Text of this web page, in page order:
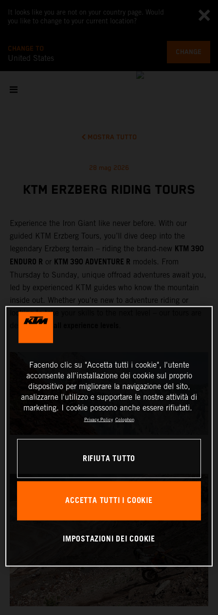
It looks like you are not on your country page. Would
you like to change to your current location?
CHANGE TO
United States
CHANGE
MOSTRA TUTTO
28 mag 2026
KTM ERZBERG RIDING TOURS
Experience the Iron Giant like never before. With our
guided KTM Erzberg Tours, you’ll dive deep into the
legendary Erzberg terrain – riding the brand‑new KTM 390
ENDURO R or KTM 390 ADVENTURE R models. From
Thursday to Sunday, unique offroad adventures await you,
led by experienced KTM guides who know the mountain
inside out. Whether you're new to adventure riding or
looking to take your skills to the next level – our tours are
designed for
Facendo clic su "Accetta tutti i cookie", l'utente
acconsente all'installazione dei cookie sul proprio
dispositivo per migliorare la navigazione del sito,
analizzarne l'utilizzo e supportare le nostre attività di
marketing. I cookie possono anche essere rifiutati.
Privacy Policy Colophon
RIFIUTA TUTTO
ACCETTA TUTTI I COOKIE
IMPOSTAZIONI DEI COOKIE